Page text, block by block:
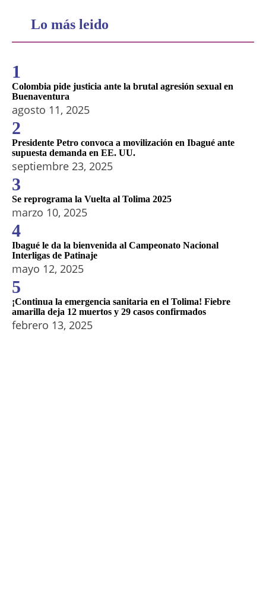
Lo más leido
1
Colombia pide justicia ante la brutal agresión sexual en
Buenaventura
agosto 11, 2025
2
Presidente Petro convoca a movilización en Ibagué ante
supuesta demanda en EE. UU.
septiembre 23, 2025
3
Se reprograma la Vuelta al Tolima 2025
marzo 10, 2025
4
Ibagué le da la bienvenida al Campeonato Nacional
Interligas de Patinaje
mayo 12, 2025
5
¡Continua la emergencia sanitaria en el Tolima! Fiebre
amarilla deja 12 muertos y 29 casos confirmados
febrero 13, 2025